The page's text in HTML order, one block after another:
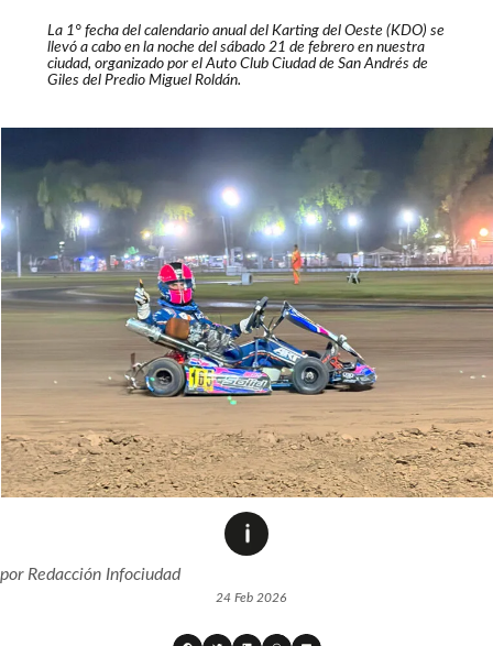
La 1° fecha del calendario anual del Karting del Oeste (KDO) se
llevó a cabo en la noche del sábado 21 de febrero en nuestra
ciudad, organizado por el Auto Club Ciudad de San Andrés de
Giles del Predio Miguel Roldán.
porRedacción Infociudad
24 Feb 2026